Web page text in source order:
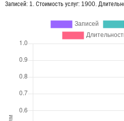
Записей: 1. Стоимость услуг: 1900.